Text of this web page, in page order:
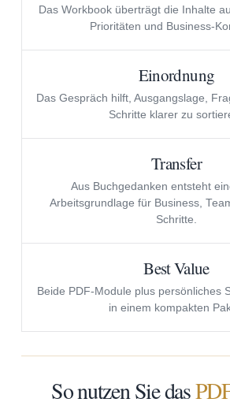
Das Workbook überträgt die Inhalte
Prioritäten und Business-
Einordnung
Das Gespräch hilft, Ausgangslage,
Schritte klarer zu
Transfer
Aus Buchgedanken entsteht
Arbeitsgrundlage für Business,
Schritte.
Best Value
Beide PDF-Module plus persönliches
in einem kompakten
So nutzen Sie das